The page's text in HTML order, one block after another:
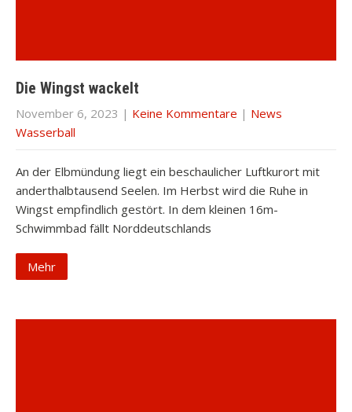
Die Wingst wackelt
November 6, 2023 | Keine Kommentare | News
Wasserball
An der Elbmündung liegt ein beschaulicher Luftkurort mit
anderthalbtausend Seelen. Im Herbst wird die Ruhe in
Wingst empfindlich gestört. In dem kleinen 16m-
Schwimmbad fällt Norddeutschlands
Mehr